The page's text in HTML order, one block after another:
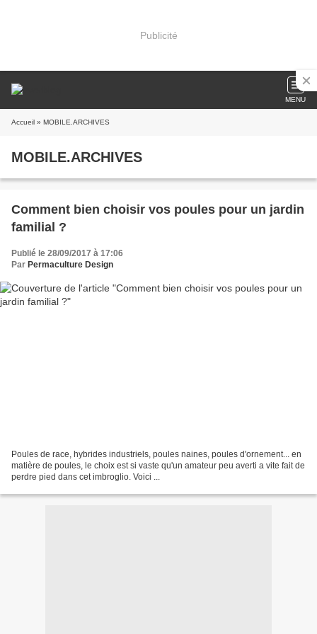
Publicité
MENU
Accueil » MOBILE.ARCHIVES
MOBILE.ARCHIVES
Comment bien choisir vos poules pour un jardin
familial ?
Publié le 28/09/2017 à 17:06
Par Permaculture Design
Poules de race, hybrides industriels, poules naines, poules d'ornement... en
matière de poules, le choix est si vaste qu'un amateur peu averti a vite fait de
perdre pied dans cet imbroglio. Voici ...